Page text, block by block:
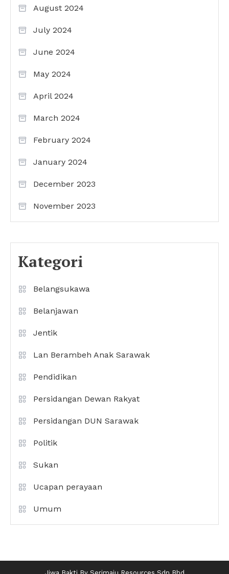
August 2024
July 2024
June 2024
May 2024
April 2024
March 2024
February 2024
January 2024
December 2023
November 2023
Kategori
Belangsukawa
Belanjawan
Jentik
Lan Berambeh Anak Sarawak
Pendidikan
Persidangan Dewan Rakyat
Persidangan DUN Sarawak
Politik
Sukan
Ucapan perayaan
Umum